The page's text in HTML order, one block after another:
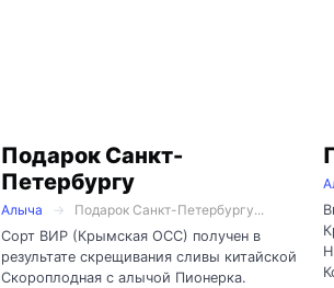
Подарок Санкт-
Петербургу
Алыча
Подарок Санкт-Петербургу...
Сорт ВИР (Крымская ОСС) получен в
результате скрещивания сливы китайской
Скороплодная с алычой Пионерка.